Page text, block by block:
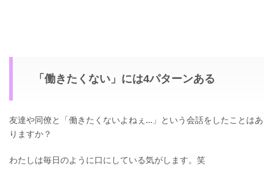
「働きたくない」には4パターンある
友達や同僚と「働きたくないよねぇ…」という会話をしたことはあ
りますか？
わたしは毎日のように口にしている気がします。笑